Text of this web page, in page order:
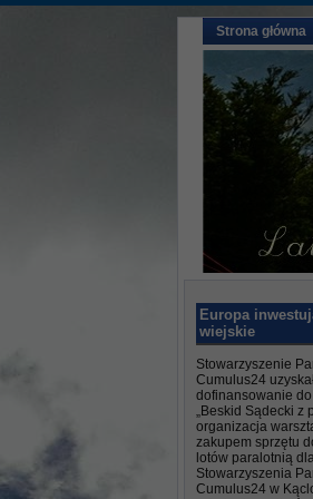
Strona główna
Europa
wiejskie
Stowarzyszenie
Cumulus24
dofinansowanie
„Beskid Sądecki z
organizacja
zakupem sprzętu
lotów paralotnią
Stowarzyszenia
Cumulus24 w